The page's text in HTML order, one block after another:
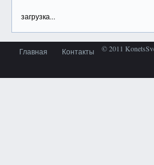
загрузка...
Главная Контакты © 2011